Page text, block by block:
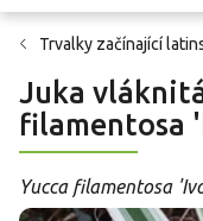
Trvalky začínající
Juka
filamentosa
Yucca filamentosa